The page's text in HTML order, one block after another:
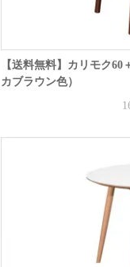
【送料無料】カリモク
カブラウン色）